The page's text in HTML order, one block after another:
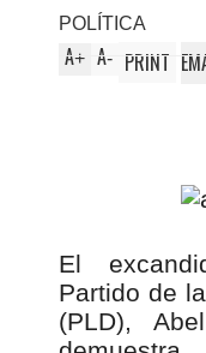
POLÍTICA
A+ A- PRINT
El
Partido de
(PLD),